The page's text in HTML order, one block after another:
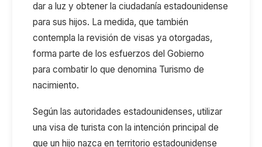
dar a luz y obtener la ciudadanía estadounidense
para sus hijos. La medida, que también
contempla la revisión de visas ya otorgadas,
forma parte de los esfuerzos del Gobierno
para combatir lo que denomina Turismo de
nacimiento.
Según las autoridades estadounidenses, utilizar
una visa de turista con la intención principal de
que un hijo nazca en territorio estadounidense